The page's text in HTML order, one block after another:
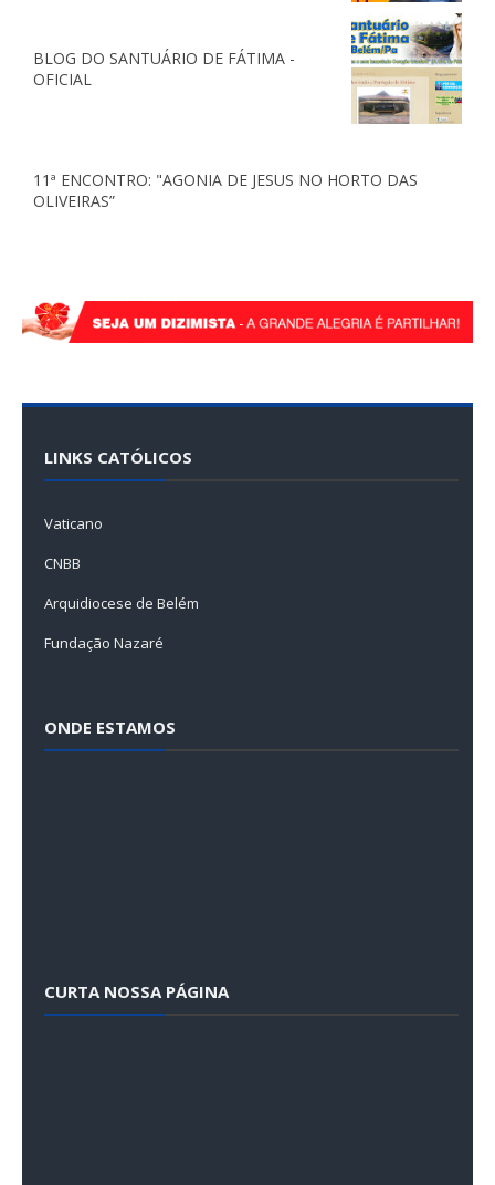
BLOG DO SANTUÁRIO DE FÁTIMA -
OFICIAL
11ª ENCONTRO: "AGONIA DE JESUS NO HORTO DAS
OLIVEIRAS”
LINKS CATÓLICOS
Vaticano
CNBB
Arquidiocese de Belém
Fundação Nazaré
ONDE ESTAMOS
CURTA NOSSA PÁGINA